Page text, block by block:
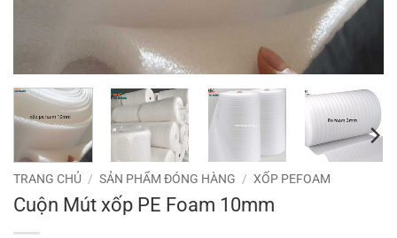
TRANG CHỦ / SẢN PHẨM ĐÓNG HÀNG / XỐP PEFOAM
Cuộn Mút xốp PE Foam 10mm